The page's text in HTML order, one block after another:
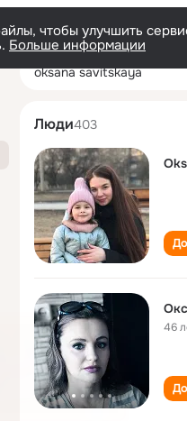
чтобы улучшить
Больше информации
oksana
Люди403
46